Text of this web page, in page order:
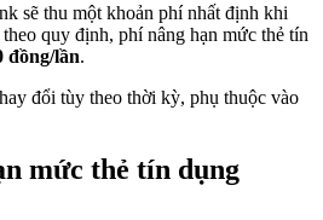
sẽ thu một khoản phí nhất định khi
quy định, phí nâng hạn mức thẻ tín
đồng/lần.
đổi tùy theo thời kỳ, phụ thuộc vào
mức thẻ tín dụng